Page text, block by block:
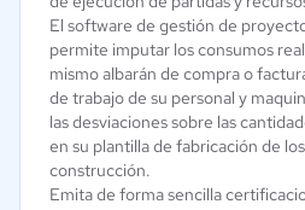
El software de gestión de
permite imputar los consumos
mismo albarán de compra o
de trabajo de su personal y
las desviaciones sobre las
en su plantilla de fabricación de
construcción.
Emita de forma sencilla